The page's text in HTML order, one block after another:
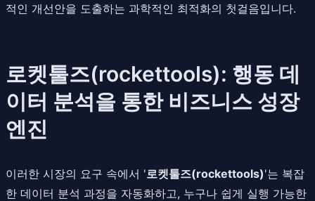
적인 개선안을 도출하는 과학적인 최적화의 첫걸음입니다.
로켓툴즈(rockettools): 행동 데
이터 분석을 통한 비즈니스 성장
엔진
이러한 시장의 요구 속에서 '로켓툴즈(rockettools)'는 복잡
한 데이터 분석 과정을 자동화하고, 누구나 쉽게 실행 가능한